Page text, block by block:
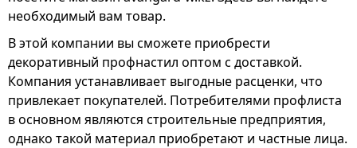
необходимый вам товар.
В этой компании вы сможете приобрести
декоративный профнастил оптом с доставкой.
Компания устанавливает выгодные расценки, что
привлекает покупателей. Потребителями профлиста
в основном являются строительные предприятия,
однако такой материал приобретают и частные лица.